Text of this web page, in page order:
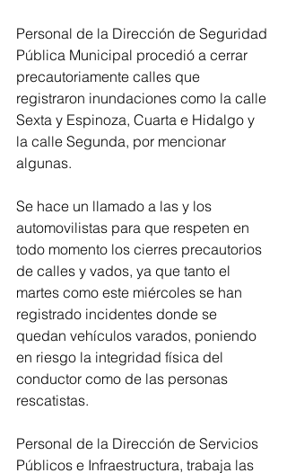
Personal de la Dirección de Seguridad
Pública Municipal procedió a cerrar
precautoriamente calles que
registraron inundaciones como la calle
Sexta y Espinoza, Cuarta e Hidalgo y
la calle Segunda, por mencionar
algunas.
Se hace un llamado a las y los
automovilistas para que respeten en
todo momento los cierres precautorios
de calles y vados, ya que tanto el
martes como este miércoles se han
registrado incidentes donde se
quedan vehículos varados, poniendo
en riesgo la integridad física del
conductor como de las personas
rescatistas.
Personal de la Dirección de Servicios
Públicos e Infraestructura, trabaja las